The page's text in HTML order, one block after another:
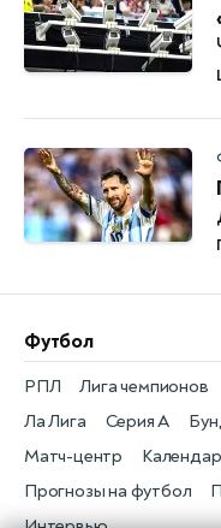
Футбол
РПЛ
Матч-центр
Лига чемпионов
Прогнозы на футбол
Ла Лига Серия А